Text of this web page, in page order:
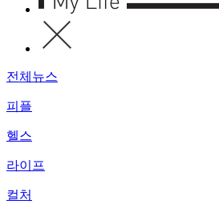
전체뉴스
피플
헬스
라이프
컬처